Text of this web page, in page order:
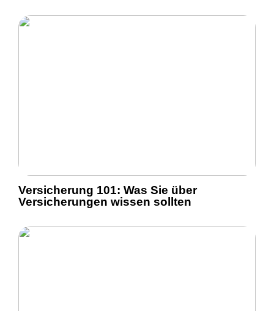
Versicherung 101: Was Sie über
Versicherungen wissen sollten